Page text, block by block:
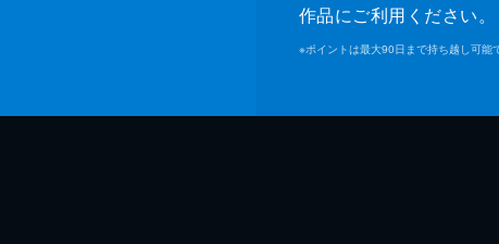
作品にご利用ください。
※ポイントは最大90日まで持ち越し可能